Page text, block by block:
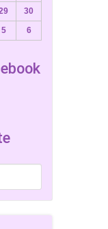
30
5 6